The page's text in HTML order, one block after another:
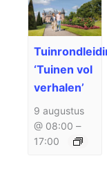
‘Tuinen vol
verhalen’
9 augustus
@ 08:00 –
17:00